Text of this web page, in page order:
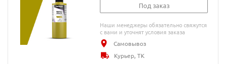
Под заказ
Наши менеджеры обязательно свяжутся
с вами и уточнят условия заказа
Самовывоз
Курьер, ТК